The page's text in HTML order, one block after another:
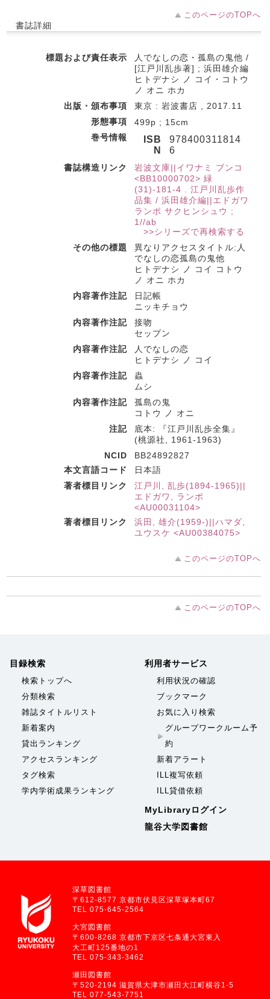
このページのTOPへ
書誌詳細
標題および責任表示
人でなしの恋・孤島の鬼他 /
[江戸川乱歩著] ; 浜田雄介編
ヒトデナシ ノ コイ・コトウ
ノ オニ ホカ
出版・頒布事項
東京 : 岩波書店 , 2017.11
形態事項
499p ; 15cm
巻号情報
ISB
N
978400311814
6
書誌構造リンク
岩波文庫||イワナミ ブンコ
<BB10000702> 緑
(31)-181-4 . 江戸川乱歩作
品集 / 浜田雄介編||エドガワ
ランポ サクヒンシュウ ;
1//ab
>>シリーズで再検索する
その他の標題
異なりアクセスタイトル:人
でなしの恋孤島の鬼他
ヒトデナシ ノ コイ コトウ
ノ オニ ホカ
内容著作注記
日記帳
ニッキチョウ
内容著作注記
接吻
セップン
内容著作注記
人でなしの恋
ヒトデナシ ノ コイ
内容著作注記
蟲
ムシ
内容著作注記
孤島の鬼
コトウ ノ オニ
注記
底本: 『江戸川乱歩全集』
(桃源社, 1961-1963)
NCID
BB24892827
本文言語コード
日本語
著者標目リンク
江戸川, 乱歩(1894-1965)||
エドガワ, ランポ
<AU00031104>
著者標目リンク
浜田, 雄介(1959-)||ハマダ,
ユウスケ <AU00384075>
このページのTOPへ
このページのTOPへ
目録検索
検索トップへ
分類検索
雑誌タイトルリスト
新着案内
貸出ランキング
アクセスランキング
タグ検索
学内学術成果ランキング
利用者サービス
利用状況の確認
ブックマーク
お気に入り検索
グループワークルーム予
約
新着アラート
ILL複写依頼
ILL貸借依頼
MyLibraryログイン
龍谷大学図書館
深草図書館
〒612-8577 京都市伏見区深草塚本町67
TEL 075-645-2564
大宮図書館
〒600-8268 京都市下京区七条通大宮東入
大工町125番地の1
TEL 075-343-3462
瀬田図書館
〒520-2194 滋賀県大津市瀬田大江町横谷1-5
TEL 077-543-7751